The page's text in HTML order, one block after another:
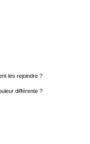
les rejoindre ?
différente ?